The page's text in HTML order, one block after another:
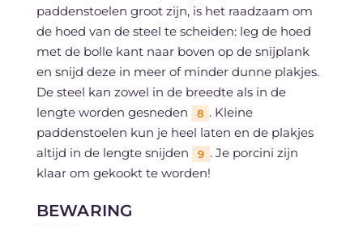
paddenstoelen groot zijn, is het raadzaam om
de hoed van de steel te scheiden: leg de hoed
met de bolle kant naar boven op de snijplank
en snijd deze in meer of minder dunne plakjes.
De steel kan zowel in de breedte als in de
lengte worden gesneden
8 . Kleine
paddenstoelen kun je heel laten en de plakjes
altijd in de lengte snijden
9 . Je porcini zijn
klaar om gekookt te worden!
BEWARING